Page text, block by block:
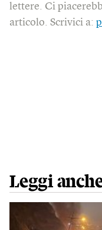
lettere. Ci
articolo. Scrivici a:
Leggi